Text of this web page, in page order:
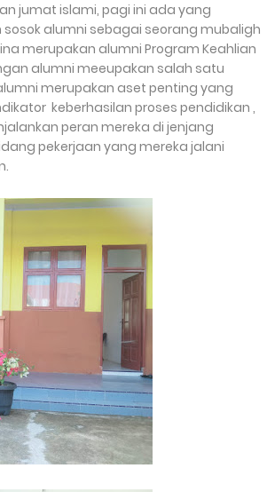
jumat islami, pagi ini ada yang
alumni sebagai seorang mubaligh
merupakan alumni Program Keahlian
alumni meeupakan salah satu
merupakan aset penting yang
keberhasilan proses pendidikan ,
peran mereka di jenjang
pekerjaan yang mereka jalani